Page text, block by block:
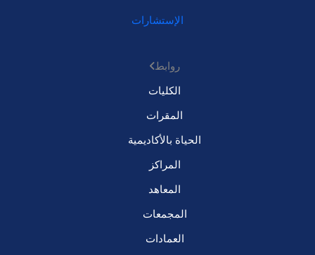
الإستشارات
روابط
الكليات
المقرات
الحياة بالأكاديمية
المراكز
المعاهد
المجمعات
العمادات